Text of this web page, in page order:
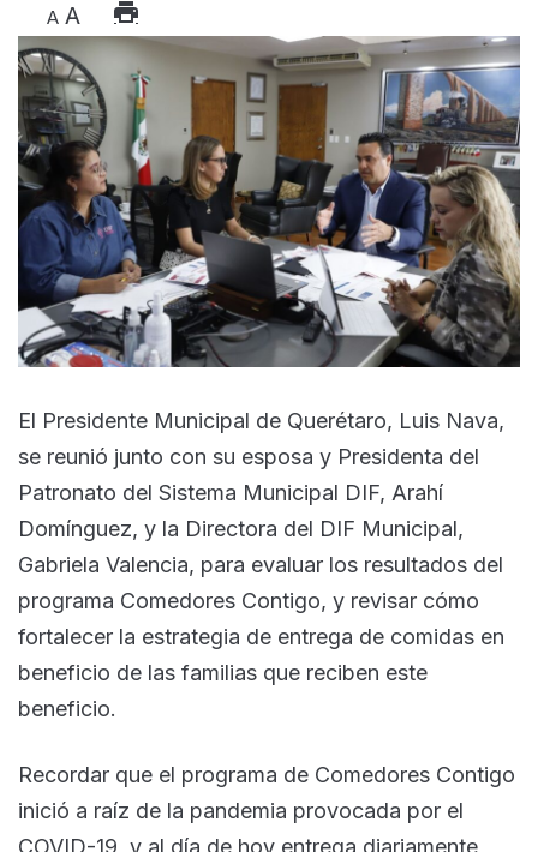
A A
El Presidente Municipal de Querétaro, Luis Nava,
se reunió junto con su esposa y Presidenta del
Patronato del Sistema Municipal DIF, Arahí
Domínguez, y la Directora del DIF Municipal,
Gabriela Valencia, para evaluar los resultados del
programa Comedores Contigo, y revisar cómo
fortalecer la estrategia de entrega de comidas en
beneficio de las familias que reciben este
beneficio.
Recordar que el programa de Comedores Contigo
inició a raíz de la pandemia provocada por el
COVID-19, y al día de hoy entrega diariamente